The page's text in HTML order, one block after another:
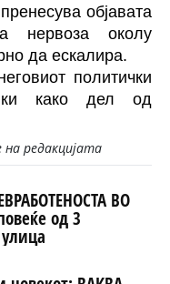
објавата
нервоза околу
да ескалира.
политички
како дел од
редакцијата
ВО
од 3